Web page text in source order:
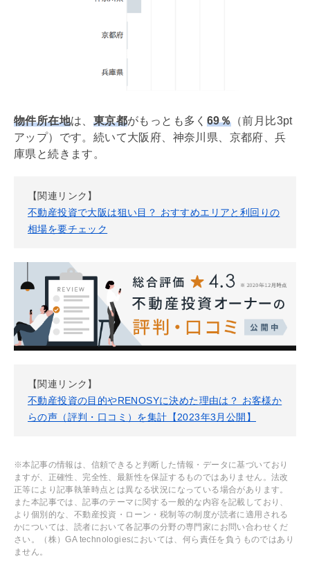
物件所在地は、 東京都がもっとも多く 69％ （前月比3pt
アップ）です。続いて大阪府、神奈川県、京都府、兵
庫県と続きます。
【関連リンク】
不動産投資で大阪は狙い目？ おすすめエリアと利回りの
相場を要チェック
【関連リンク】
不動産投資の目的やRENOSYに決めた理由は？ お客様か
らの声（評判・口コミ）を集計【2023年3月公開】
※本記事の情報は、信頼できると判断した情報・データに基づいており
ますが、正確性、完全性、最新性を保証するものではありません。法改
正等により記事執筆時点とは異なる状況になっている場合があります。
また本記事では、記事のテーマに関する一般的な内容を記載しており、
より個別的な、不動産投資・ローン・税制等の制度が読者に適用される
かについては、読者において各記事の分野の専門家にお問い合わせくだ
さい。（株）GA technologiesにおいては、何ら責任を負うものではあり
ません。